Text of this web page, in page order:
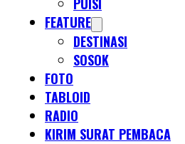
FEATURE
DESTINASI
SOSOK
FOTO
TABLOID
RADIO
KIRIM SURAT PEMBACA